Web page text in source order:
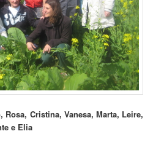
Rosa, Cristina, Vanesa, Marta, Leire,
e Elia